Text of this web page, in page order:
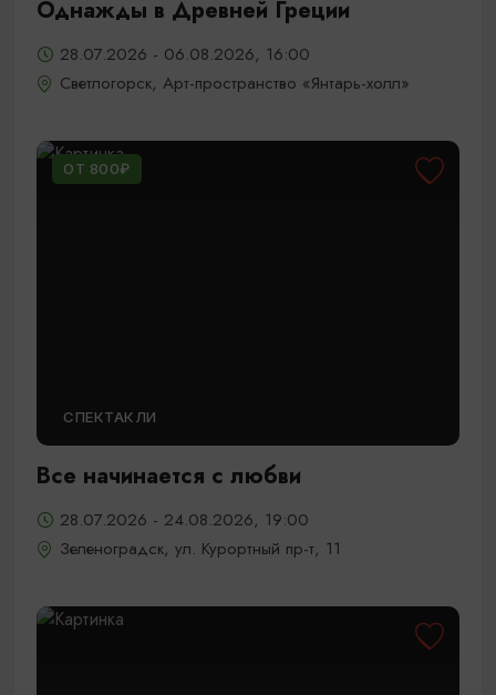
Однажды в Древней Греции
28.07.2026 - 06.08.2026, 16:00
Светлогорск, Арт-пространство «Янтарь-холл»
ОТ 800₽
СПЕКТАКЛИ
Все начинается с любви
28.07.2026 - 24.08.2026, 19:00
Зеленоградск, ул. Курортный пр-т, 11